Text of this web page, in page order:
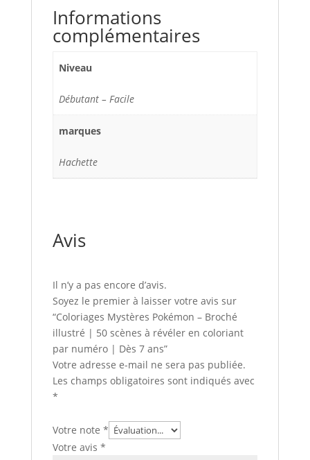
Informations
complémentaires
Niveau
Débutant – Facile
marques
Hachette
Avis
Il n’y a pas encore d’avis.
Soyez le premier à laisser votre avis sur
“Coloriages Mystères Pokémon – Broché
illustré | 50 scènes à révéler en coloriant
par numéro | Dès 7 ans”
Votre adresse e-mail ne sera pas publiée.
Les champs obligatoires sont indiqués avec
*
Votre note *
Votre avis *